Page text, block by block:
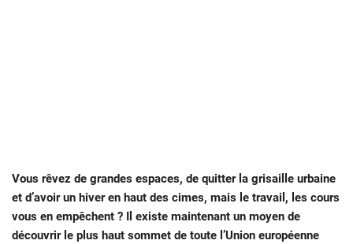
Vous rêvez de grandes espaces, de quitter la grisaille urbaine
et d’avoir un hiver en haut des cimes, mais le travail, les cours
vous en empêchent ? Il existe maintenant un moyen de
découvrir le plus haut sommet de toute l’Union européenne